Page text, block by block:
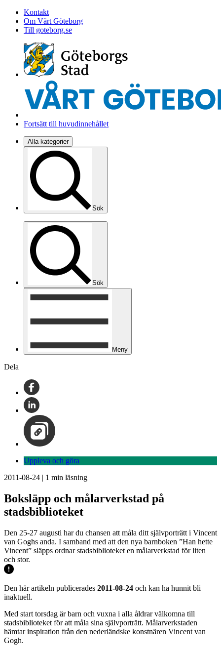
Kontakt
Om Vårt Göteborg
Till goteborg.se
Fortsätt till huvudinnehållet
Alla kategorier
Sök
Sök
Meny
Dela
Uppleva och göra
2011-08-24 | 1 min läsning
Boksläpp och målarverkstad på
stadsbiblioteket
Den 25-27 augusti har du chansen att måla ditt självporträtt i Vincent
van Goghs anda. I samband med att den nya barnboken ”Han hette
Vincent” släpps ordnar stadsbiblioteket en målarverkstad för liten
och stor.
Den här artikeln publicerades 2011-08-24 och kan ha hunnit bli
inaktuell.
Med start torsdag är barn och vuxna i alla åldrar välkomna till
stadsbiblioteket för att måla sina självporträtt. Målarverkstaden
hämtar inspiration från den nederländske konstnären Vincent van
Gogh.